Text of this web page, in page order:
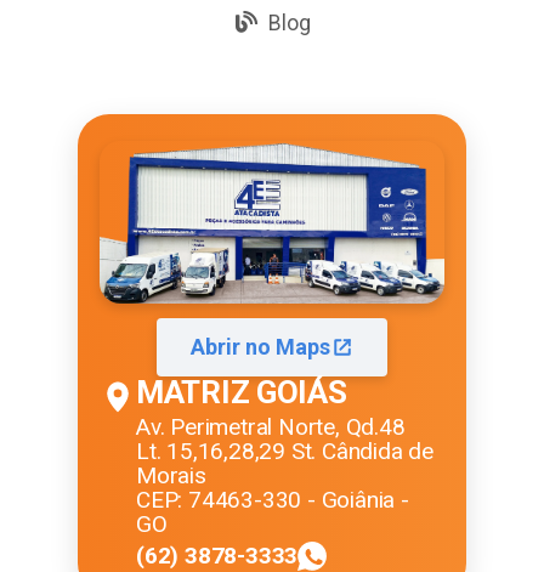
Blog
Abrir no Maps
MATRIZ GOIÁS
Av. Perimetral Norte, Qd.48
Lt. 15,16,28,29 St. Cândida de
Morais
CEP: 74463-330 - Goiânia -
GO
(62) 3878-3333